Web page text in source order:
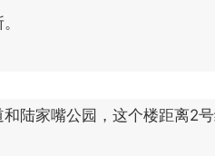
陆家嘴公园，这个楼距离2